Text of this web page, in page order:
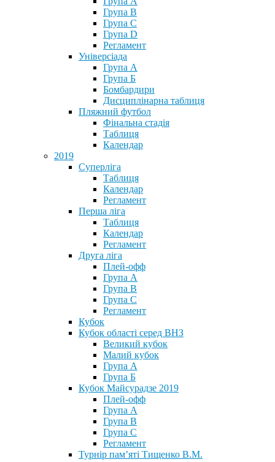
Група B
Група С
Група D
Регламент
Універсіада
Група А
Група Б
Бомбардири
Дисциплінарна таблиця
Пляжний футбол
Фінальна стадія
Таблиця
Календар
2019
Суперліга
Таблиця
Календар
Регламент
Перша ліга
Таблиця
Календар
Регламент
Друга ліга
Плей-офф
Група А
Група В
Група С
Регламент
Кубок
Кубок області серед ВНЗ
Великий кубок
Малий кубок
Група А
Група Б
Кубок Майсурадзе 2019
Плей-офф
Група А
Група В
Група С
Регламент
Турнір пам’яті Тищенко В.М.